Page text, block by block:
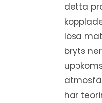
detta
lösa
bryts
har